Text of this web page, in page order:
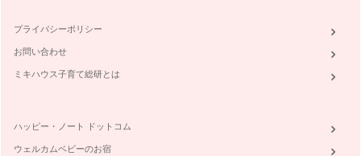
何歳からカフェインを取って良いの？
1回目の記事で、私の子どもたちがコーヒーゼリーを食べた時
どうなったかを書きました。 …
カフェイン＝悪！なんてことはありません。良い所もいっぱい
あります。 メリット …
プライバシーポリシー
お問い合わせ
ミキハウス子育て総研とは
ハッピー・ノート ドットコム
ウェルカムベビーのお宿